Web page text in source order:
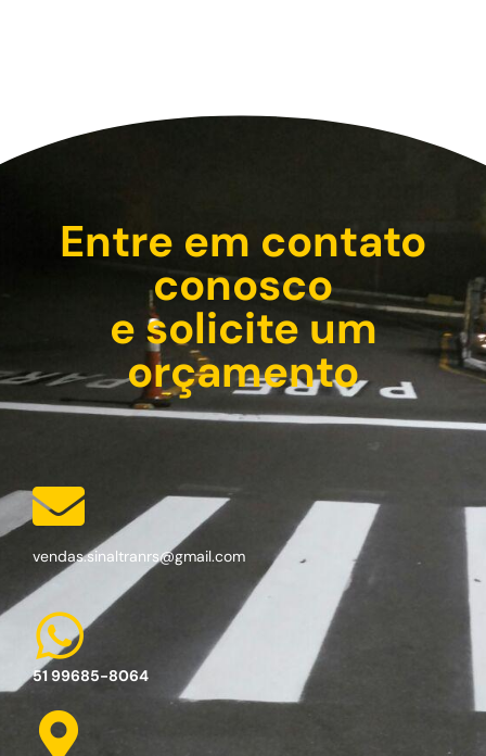
Entre em contato
conosco
e solicite um
orçamento
vendas.sinaltranrs@gmail.com
51 99685-8064